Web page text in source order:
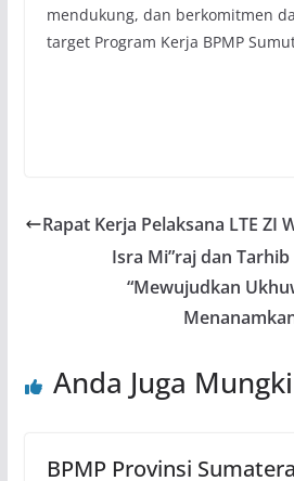
mendukung, dan berkomitmen
target Program Kerja BPMP
Rapat Kerja Pelaksana LTE ZI
Isra Mi”raj dan
“Mewujudkan
Anda Juga
BPMP Provinsi